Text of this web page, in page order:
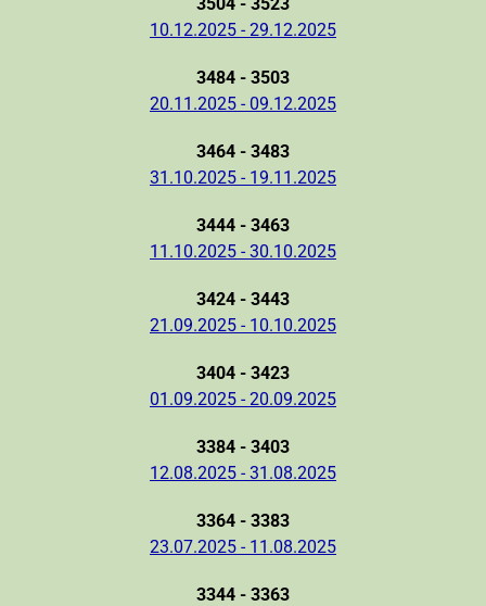
10.12.2025 - 29.12.2025
3484 - 3503
20.11.2025 - 09.12.2025
3464 - 3483
31.10.2025 - 19.11.2025
3444 - 3463
11.10.2025 - 30.10.2025
3424 - 3443
21.09.2025 - 10.10.2025
3404 - 3423
01.09.2025 - 20.09.2025
3384 - 3403
12.08.2025 - 31.08.2025
3364 - 3383
23.07.2025 - 11.08.2025
3344 - 3363